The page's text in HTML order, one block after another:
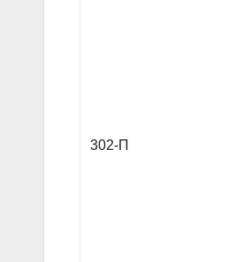
302-П